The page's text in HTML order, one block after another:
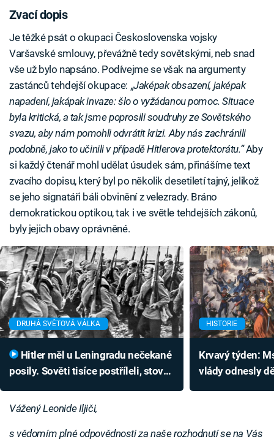
Zvací dopis
Je těžké psát o okupaci Československa vojsky
Varšavské smlouvy, převážně tedy sovětskými, neb snad
vše už bylo napsáno. Podívejme se však na argumenty
zastánců tehdejší okupace: „Jaképak obsazení, jaképak
napadení, jakápak invaze: šlo o vyžádanou pomoc. Situace
byla kritická, a tak jsme poprosili soudruhy ze Sovětského
svazu, aby nám pomohli odvrátit krizi. Aby nás zachránili
podobně, jako to učinili v případě Hitlerova protektorátu.“Aby
si každý čtenář mohl udělat úsudek sám, přinášíme text
zvacího dopisu, který byl po několik desetiletí tajný, jelikož
se jeho signatáři báli obvinění z velezrady. Bráno
demokratickou optikou, tak i ve světle tehdejších zákonů,
byly jejich obavy oprávněné.
DRUHÁ SVĚTOVÁ VÁLKA
posily. Sověti tisíce postříleli, stovky
HISTORIE
Krvavý týden:
vlády odnesly
Vážený Leonide Iljiči,
s vědomím plné odpovědnosti za naše rozhodnutí se na Vás